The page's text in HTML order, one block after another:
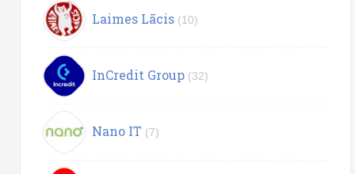
Laimes Lācis (10)
InCredit Group (32)
Nano IT (7)